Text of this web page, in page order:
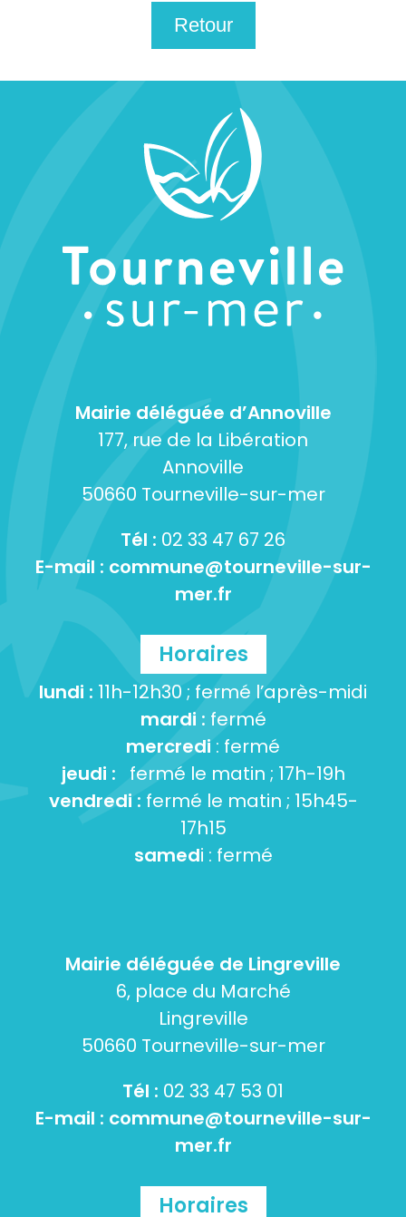
Retour
Mairie déléguée d’Annoville
177, rue de la Libération
Annoville
50660 Tourneville-sur-mer
Tél : 02 33 47 67 26
E-mail : commune@tourneville-sur-
mer.fr
Horaires
lundi : 11h-12h30 ; fermé l’après-midi
mardi : fermé
mercredi : fermé
jeudi : fermé le matin ; 17h-19h
vendredi : fermé le matin ; 15h45-
17h15
samedi : fermé
Mairie déléguée de Lingreville
6, place du Marché
Lingreville
50660 Tourneville-sur-mer
Tél : 02 33 47 53 01
E-mail : commune@tourneville-sur-
mer.fr
Horaires